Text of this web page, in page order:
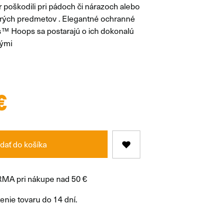
poškodili pri pádoch či nárazoch alebo
predmetov . Elegantné ochranné
Hoops sa postarajú o ich dokonalú
do košíka
pri nákupe nad 50 €
tovaru do 14 dní.